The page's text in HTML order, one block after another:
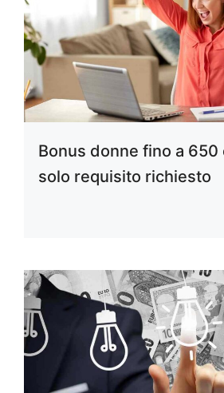
Bonus donne fino a 650
solo requisito richiesto